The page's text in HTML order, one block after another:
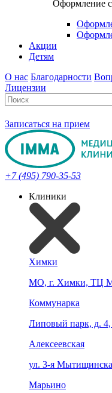
Оформление
Акции
Детям
О нас Благодарности
Лицензии
Записаться на прием
+7 (495) 790-35-53
Клиники
Химки
МО, г. Химки, ТЦ
Коммунарка
Липовый парк, д. 4,
Алексеевская
ул. 3-я
Марьино